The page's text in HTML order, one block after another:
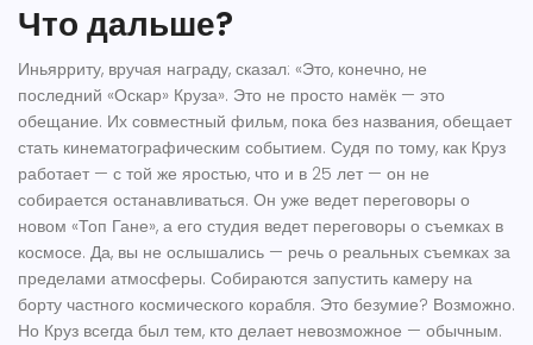
Что дальше?
Иньярриту, вручая награду, сказал: «Это, конечно, не
последний «Оскар» Круза». Это не просто намёк — это
обещание. Их совместный фильм, пока без названия, обещает
стать кинематографическим событием. Судя по тому, как Круз
работает — с той же яростью, что и в 25 лет — он не
собирается останавливаться. Он уже ведет переговоры о
новом «Топ Гане», а его студия ведет переговоры о съемках в
космосе. Да, вы не ослышались — речь о реальных съемках за
пределами атмосферы. Собираются запустить камеру на
борту частного космического корабля. Это безумие? Возможно.
Но Круз всегда был тем, кто делает невозможное — обычным.